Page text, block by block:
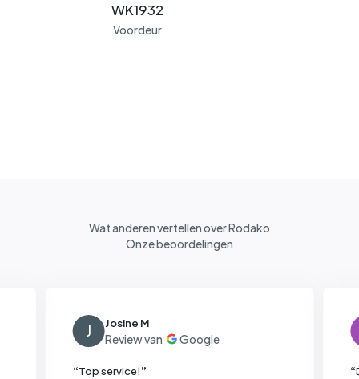
WK1932
Voordeur
Wat anderen vertellen over Rodako
Onze beoordelingen
Josine M
J
“Top service!” “